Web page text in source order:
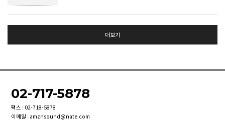
더보기
02-717-5878
팩스 : 02-718-5878
이메일 : amznsound@nate.com